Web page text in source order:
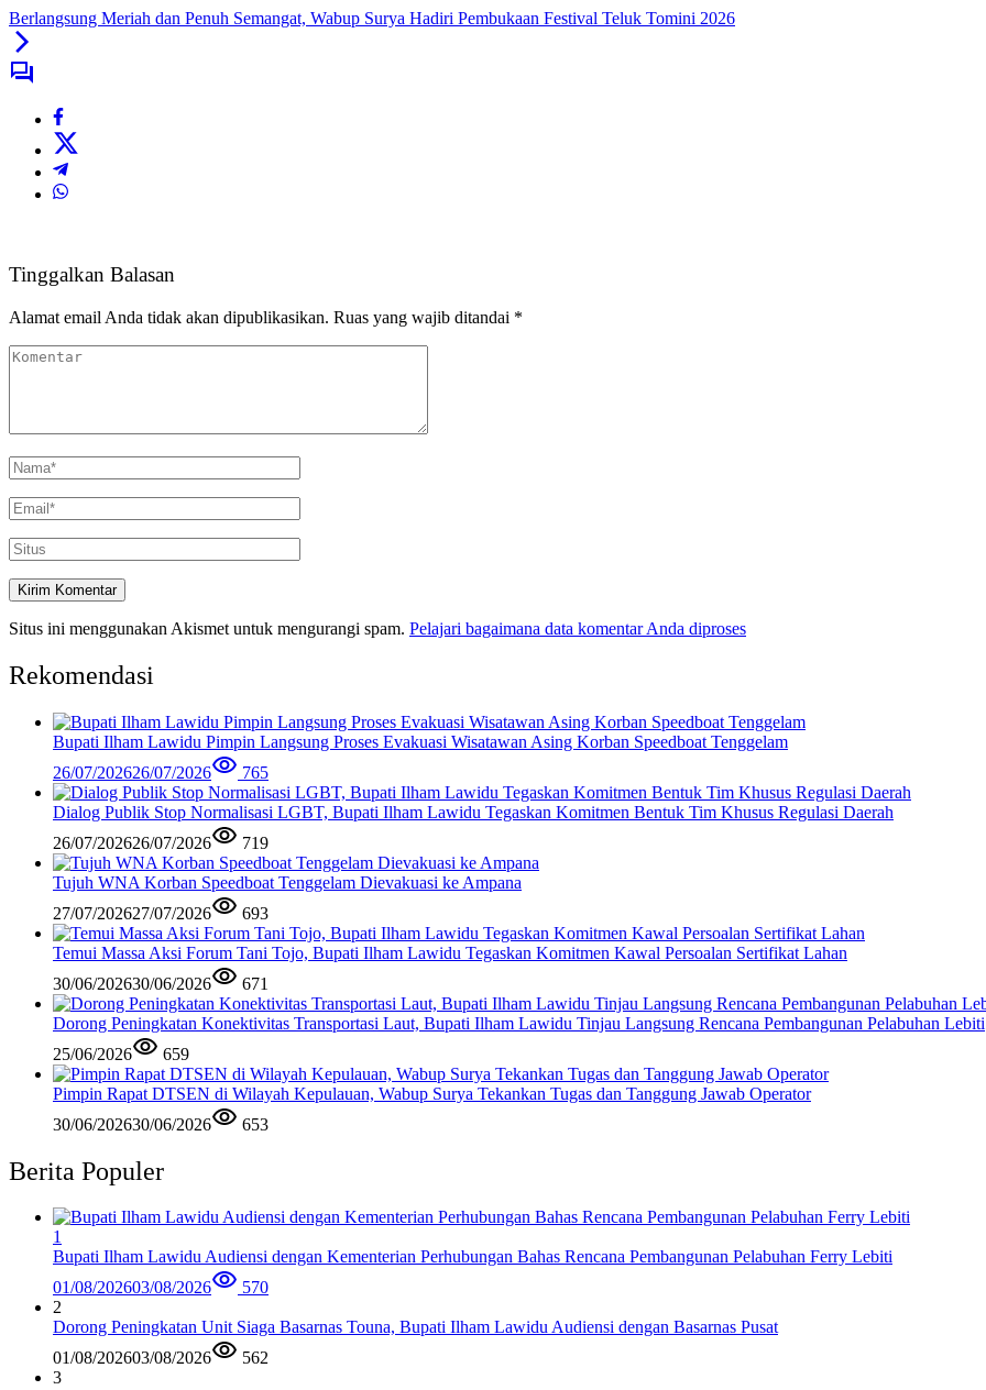
Berlangsung Meriah dan Penuh Semangat, Wabup Surya Hadiri Pembukaan Festival Teluk Tomini 2026
Tinggalkan Balasan
Alamat email Anda tidak akan dipublikasikan. Ruas yang wajib ditandai *
Situs ini menggunakan Akismet untuk mengurangi spam. Pelajari bagaimana data komentar Anda diproses
Rekomendasi
Bupati Ilham Lawidu Pimpin Langsung Proses Evakuasi Wisatawan Asing Korban Speedboat Tenggelam
26/07/202626/07/2026 765
Dialog Publik Stop Normalisasi LGBT, Bupati Ilham Lawidu Tegaskan Komitmen Bentuk Tim Khusus Regulasi Daerah
26/07/202626/07/2026 719
Tujuh WNA Korban Speedboat Tenggelam Dievakuasi ke Ampana
27/07/202627/07/2026 693
Temui Massa Aksi Forum Tani Tojo, Bupati Ilham Lawidu Tegaskan Komitmen Kawal Persoalan Sertifikat Lahan
30/06/202630/06/2026 671
Dorong Peningkatan Konektivitas Transportasi Laut, Bupati Ilham Lawidu Tinjau Langsung Rencana Pembangunan Pelabuhan Lebiti
25/06/2026
659
Pimpin Rapat DTSEN di Wilayah Kepulauan, Wabup Surya Tekankan Tugas dan Tanggung Jawab Operator
30/06/202630/06/2026 653
Berita Populer
1
Bupati Ilham Lawidu Audiensi dengan Kementerian Perhubungan Bahas Rencana Pembangunan Pelabuhan Ferry Lebiti
01/08/202603/08/2026
570
2
Dorong Peningkatan Unit Siaga Basarnas Touna, Bupati Ilham Lawidu Audiensi dengan Basarnas Pusat
01/08/202603/08/2026
562
3